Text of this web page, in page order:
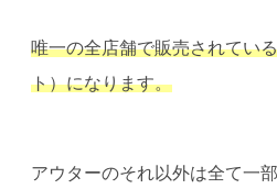
唯一の全店舗で販売されてい
ト）になります。
アウターのそれ以外は全て一